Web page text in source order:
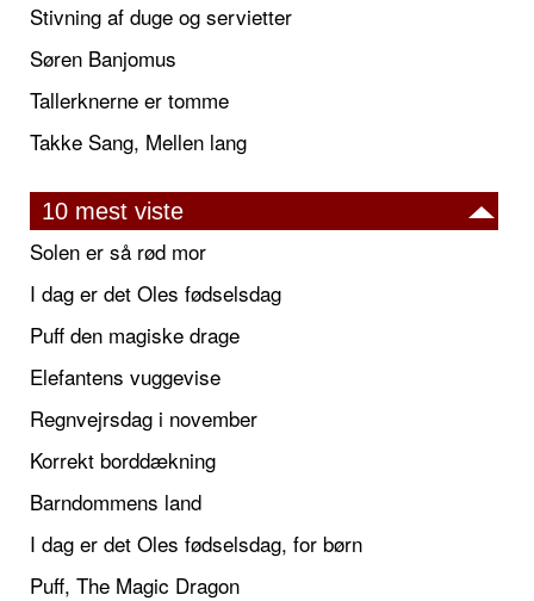
Stivning af duge og servietter
Søren Banjomus
Tallerknerne er tomme
Takke Sang, Mellen lang
10 mest viste
Solen er så rød mor
I dag er det Oles fødselsdag
Puff den magiske drage
Elefantens vuggevise
Regnvejrsdag i november
Korrekt borddækning
Barndommens land
I dag er det Oles fødselsdag, for børn
Puff, The Magic Dragon